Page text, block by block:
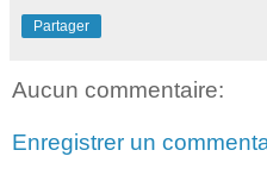
Partager
Aucun commentaire:
Enregistrer un